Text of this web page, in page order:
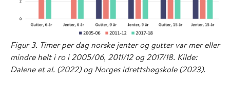
Figur 3. Timer per dag norske jenter og gutter var mer eller
mindre helt i ro i 2005/06, 2011/12 og 2017/18. Kilde:
Dalene et al. (2022) og Norges idrettshøgskole (2023).